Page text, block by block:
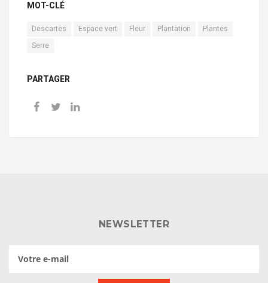
MOT-CLÉ
Descartes Espace vert Fleur Plantation
Plantes
Serre
PARTAGER
NEWSLETTER